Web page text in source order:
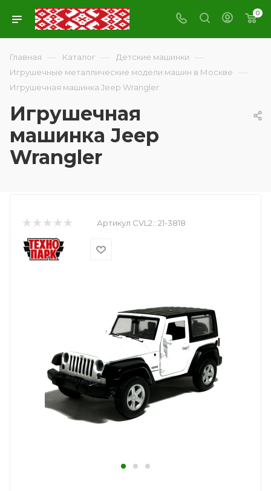
0
Главная — Каталог — Детские машинки —
Игрушечные металлические модели машин в Москве —
Игрушечная машинка Jeep Wrangler
Игрушечная
машинка Jeep
Wrangler
Артикул CVL2:: 21-3818